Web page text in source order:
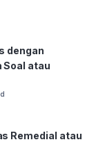
dengan
Soal atau
Remedial atau